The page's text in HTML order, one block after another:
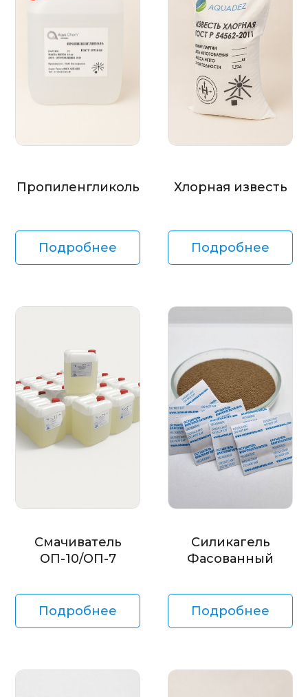
Пропиленгликоль
Подробнее
Хлорная известь
Подробнее
Смачиватель
ОП-10/ОП-7
Подробнее
Силикагель
Фасованный
Подробнее